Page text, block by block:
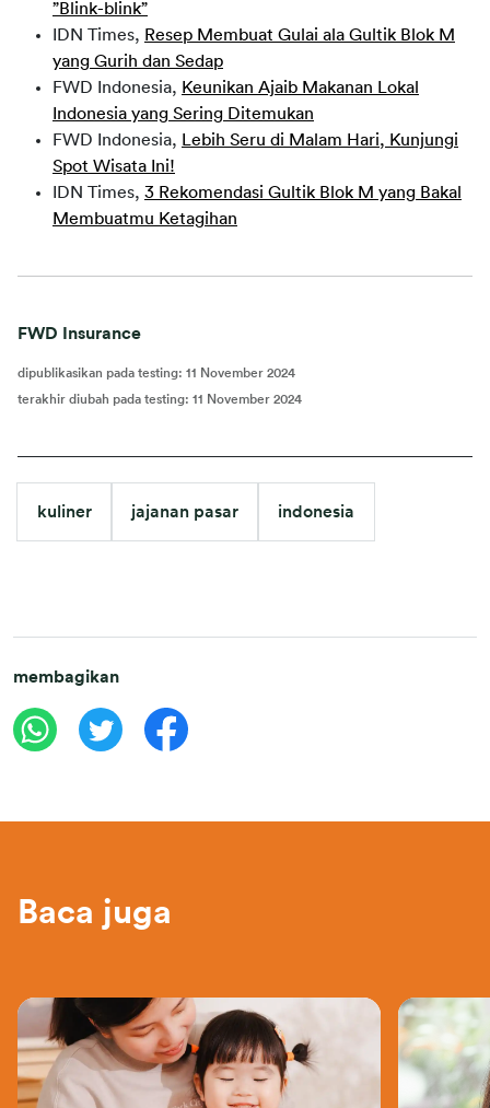
”Blink-blink”
IDN Times, Resep Membuat Gulai ala Gultik Blok M
yang Gurih dan Sedap
FWD Indonesia, Keunikan Ajaib Makanan Lokal
Indonesia yang Sering Ditemukan
FWD Indonesia,
Lebih Seru di Malam Hari, Kunjungi
Spot Wisata Ini!
IDN Times, 3 Rekomendasi Gultik Blok M yang Bakal
Membuatmu Ketagihan
FWD Insurance
dipublikasikan pada testing: 11 November 2024
terakhir diubah pada testing: 11 November 2024
kuliner jajanan pasar indonesia
membagikan
Baca juga